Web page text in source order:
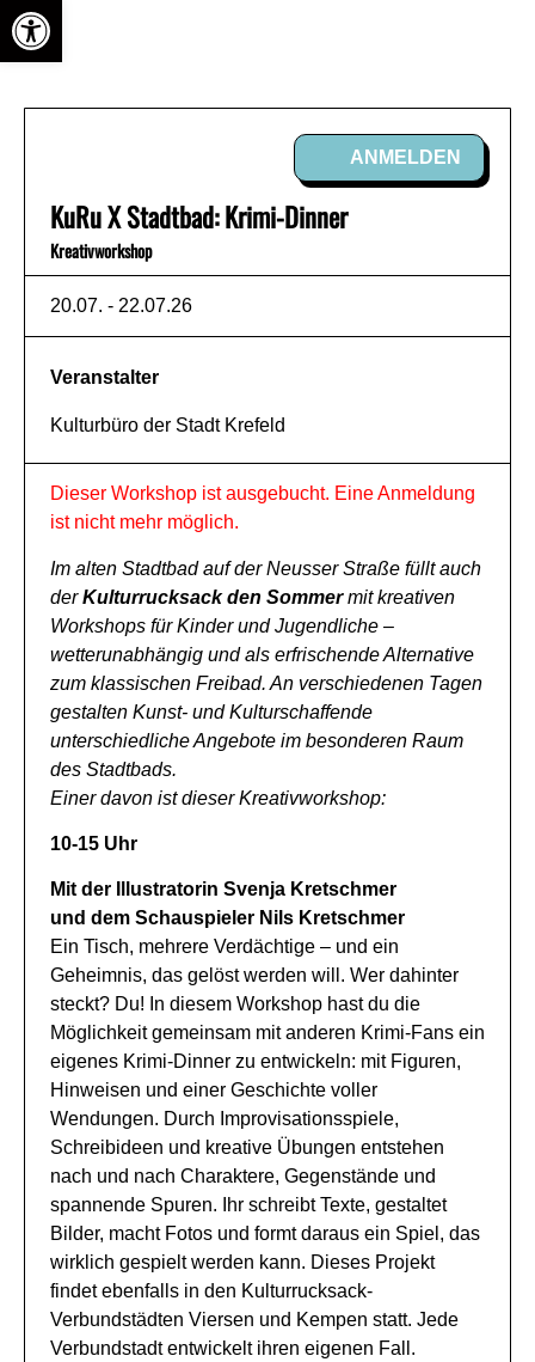
Open toolbar
BEGONNEN
ANMELDEN
KuRu X Stadtbad: Krimi-Dinner
Kreativworkshop
20.07. - 22.07.26
Veranstalter
Kulturbüro der Stadt Krefeld
Dieser Workshop ist ausgebucht. Eine Anmeldung
ist nicht mehr möglich.
Im alten Stadtbad auf der Neusser Straße füllt auch
derKulturrucksack den Sommermit kreativen
Workshops für Kinder und Jugendliche –
wetterunabhängig und als erfrischende Alternative
zum klassischen Freibad. An verschiedenen Tagen
gestalten Kunst- und Kulturschaffende
unterschiedliche Angebote im besonderen Raum
des Stadtbads.
Einer davon ist dieser Kreativworkshop:
10-15 Uhr
Mit der Illustratorin Svenja Kretschmer
und dem Schauspieler Nils Kretschmer
Ein Tisch, mehrere Verdächtige – und ein
Geheimnis, das gelöst werden will. Wer dahinter
steckt? Du! In diesem Workshop hast du die
Möglichkeit gemeinsam mit anderen Krimi-Fans ein
eigenes Krimi-Dinner zu entwickeln: mit Figuren,
Hinweisen und einer Geschichte voller
Wendungen. Durch Improvisationsspiele,
Schreibideen und kreative Übungen entstehen
nach und nach Charaktere, Gegenstände und
spannende Spuren. Ihr schreibt Texte, gestaltet
Bilder, macht Fotos und formt daraus ein Spiel, das
wirklich gespielt werden kann. Dieses Projekt
findet ebenfalls in den Kulturrucksack-
Verbundstädten Viersen und Kempen statt. Jede
Verbundstadt entwickelt ihren eigenen Fall.